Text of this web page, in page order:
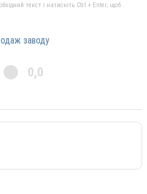
текст і натисніть Ctrl + Enter, щоб
заводу
0,0